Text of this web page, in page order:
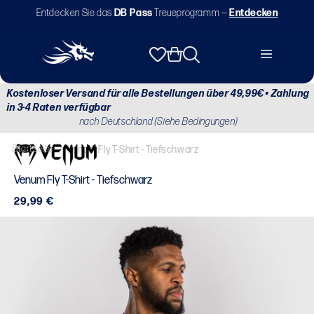
zumEntdecken Sie das DB PassTreueprogramm — Entdecken
Warenkorb
Kostenloser Versand für alle Bestellungen über 49,99€ • Zahlung
in 3-4 Raten verfügbar
nach Deutschland (Siehe Bedingungen)
Startseite / Venum Fly T-Shirt - Tiefschwarz
Venum Fly T-Shirt - Tiefschwarz
Normaler
29,99 €